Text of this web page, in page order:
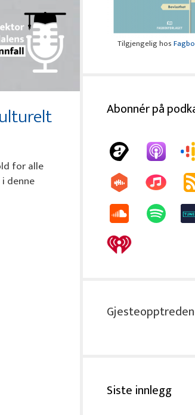
for alle
denne
Tilgjengelig hos
Abonnér på
Siste innlegg